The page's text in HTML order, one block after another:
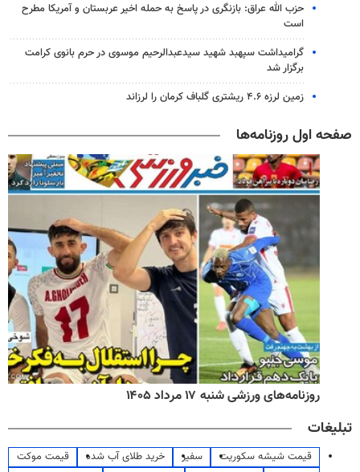
حزب الله عراق: بازنگری در پاسخ به حمله اخیر عربستان و آمریکا مطرح
است
گرامیداشت سپهبد شهید سیدعبدالرحیم موسوی در حرم بانوی کرامت
برگزار شد
زمین لرزه ۴.۶ ریشتری گلباف کرمان را لرزاند
صفحه اول روزنامه‌ها
روزنامه‌های ورزشی شنبه ۱۷ مرداد ۱۴۰۵
تبلیغات
قیمت شیشه سکوریت سفیر خرید طلای آب شده
قیمت موکت